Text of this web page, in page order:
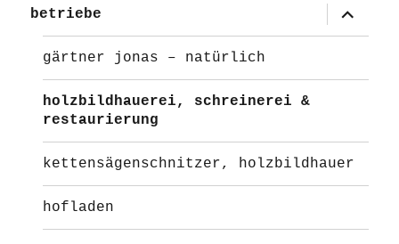
betriebe
öffnen
gärtner jonas – natürlich
holzbildhauerei, schreinerei &
restaurierung
kettensägenschnitzer, holzbildhauer
hofladen